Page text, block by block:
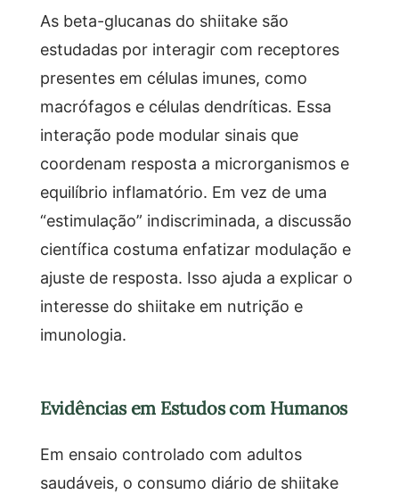
As beta-glucanas do shiitake são
estudadas por interagir com receptores
presentes em células imunes, como
macrófagos e células dendríticas. Essa
interação pode modular sinais que
coordenam resposta a microrganismos e
equilíbrio inflamatório. Em vez de uma
“estimulação” indiscriminada, a discussão
científica costuma enfatizar modulação e
ajuste de resposta. Isso ajuda a explicar o
interesse do shiitake em nutrição e
imunologia.
Evidências em Estudos com Humanos
Em ensaio controlado com adultos
saudáveis, o consumo diário de shiitake